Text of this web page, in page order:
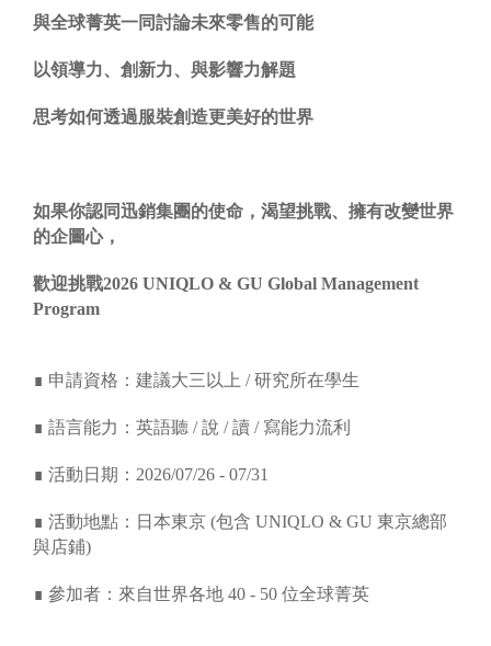
與全球菁英一同討論未來零售的可能
以領導力、創新力、與影響力解題
思考如何透過服裝創造更美好的世界
如果你認同迅銷集團的使命，渴望挑戰、擁有改變世界
的企圖心，
歡迎挑戰2026 UNIQLO & GU Global Management
Program
∎ 申請資格：建議大三以上 / 研究所在學生
∎ 語言能力：英語聽 / 說 / 讀 / 寫能力流利
∎ 活動日期：2026/07/26 - 07/31
∎ 活動地點：日本東京 (包含 UNIQLO & GU 東京總部
與店鋪)
∎ 參加者：來自世界各地 40 - 50 位全球菁英